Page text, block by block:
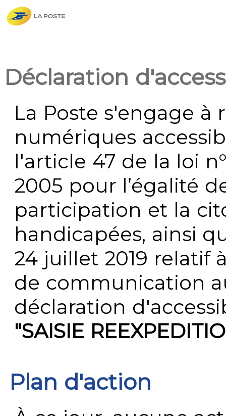
Déclaration
La Poste s'engage à
numériques
l'article 47 de la loi
2005 pour l’égalité
participation et la
handicapées, ainsi
24 juillet 2019 relatif
de communication
déclaration
"SAISIE
Plan d'action